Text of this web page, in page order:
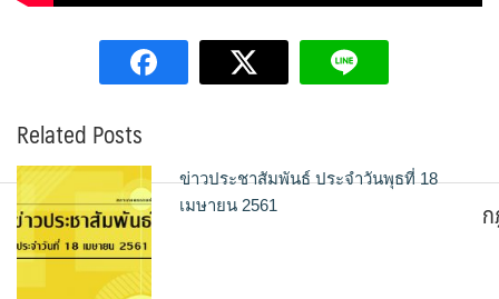
Related Posts
ข่าวประชาสัมพันธ์ ประจำวันพุธที่ 18
เมษายน 2561